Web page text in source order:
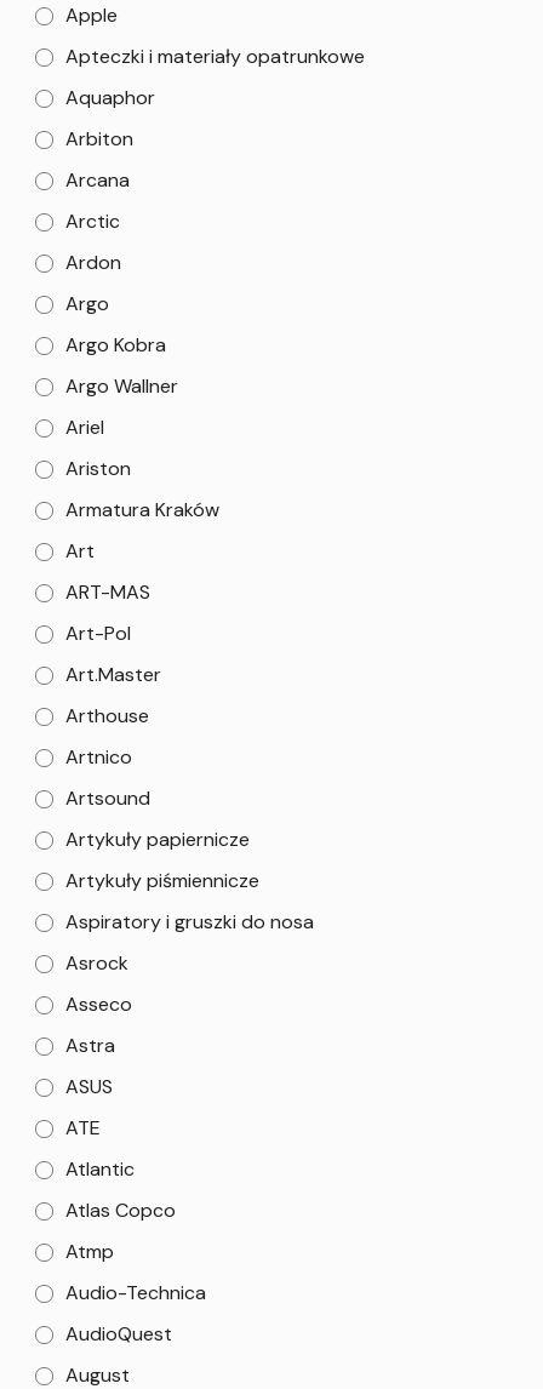
Apple
Apteczki i materiały opatrunkowe
Aquaphor
Arbiton
Arcana
Arctic
Ardon
Argo
Argo Kobra
Argo Wallner
Ariel
Ariston
Armatura Kraków
Art
ART-MAS
Art-Pol
Art.Master
Arthouse
Artnico
Artsound
Artykuły papiernicze
Artykuły piśmiennicze
Aspiratory i gruszki do nosa
Asrock
Asseco
Astra
ASUS
ATE
Atlantic
Atlas Copco
Atmp
Audio-Technica
AudioQuest
August